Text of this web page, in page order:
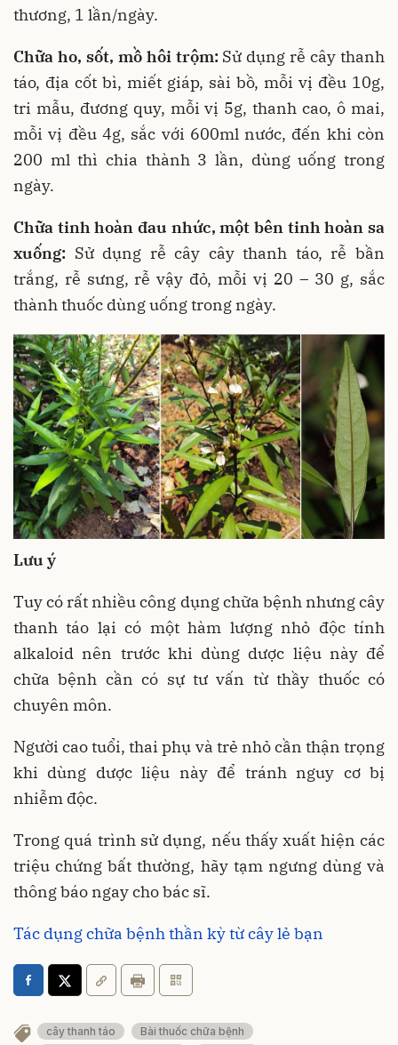
thương, 1 lần/ngày.
Chữa ho, sốt, mồ hôi trộm:Sử dụng rễ cây thanh
táo, địa cốt bì, miết giáp, sài bồ, mỗi vị đều 10g,
tri mẫu, đương quy, mỗi vị 5g, thanh cao, ô mai,
mỗi vị đều 4g, sắc với 600ml nước, đến khi còn
200 ml thì chia thành 3 lần, dùng uống trong
ngày.
Chữa tinh hoàn đau nhức, một bên tinh hoàn sa
xuống: Sử dụng rễ cây cây thanh táo, rễ bần
trắng, rễ sưng, rễ vậy đỏ, mỗi vị 20 – 30 g, sắc
thành thuốc dùng uống trong ngày.
Lưu ý
Tuy có rất nhiều công dụng chữa bệnh nhưng cây
thanh táo lại có một hàm lượng nhỏ độc tính
alkaloid nên trước khi dùng dược liệu này để
chữa bệnh cần có sự tư vấn từ thầy thuốc có
chuyên môn.
Người cao tuổi, thai phụ và trẻ nhỏ cần thận trọng
khi dùng dược liệu này để tránh nguy cơ bị
nhiễm độc.
Trong quá trình sử dụng, nếu thấy xuất hiện các
triệu chứng bất thường, hãy tạm ngưng dùng và
thông báo ngay cho bác sĩ.
Tác dụng chữa bệnh thần kỳ từ cây lẻ bạn
cây thanh táo
Bài thuốc chữa bệnh